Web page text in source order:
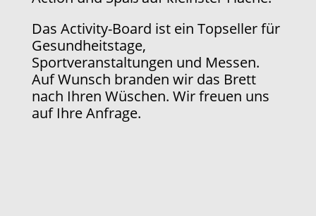
Das Activity-Board ist ein Topseller für
Gesundheitstage,
Sportveranstaltungen und Messen.
Auf Wunsch branden wir das Brett
nach Ihren Wüschen. Wir freuen uns
auf Ihre Anfrage.